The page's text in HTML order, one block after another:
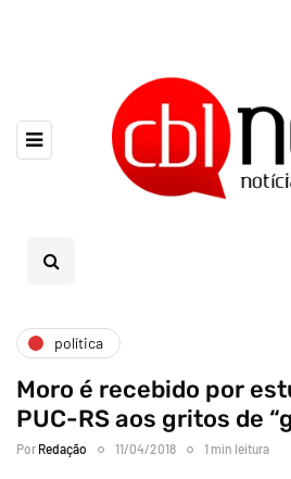
política
Moro é recebido por
PUC-RS aos gritos de
Por Redação 11/04/2018 1 min leitura